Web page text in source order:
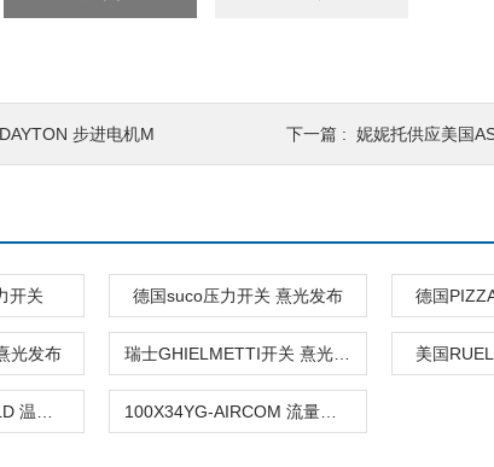
步进电机M 下一篇 : 妮妮托供应美国
开关 德国suco压力开关 熹光发布 德国
光发布 美国